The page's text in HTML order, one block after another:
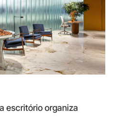
escritório organiza